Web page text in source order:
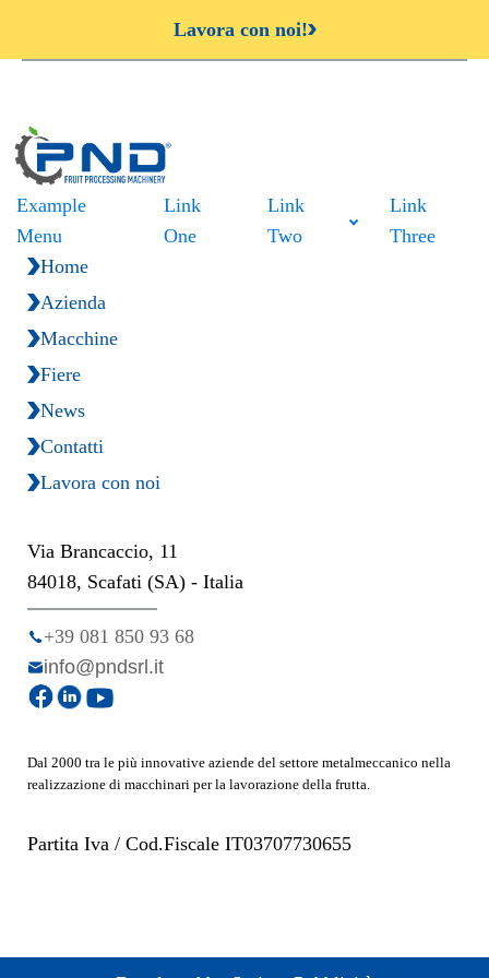
Lavora con noi!
Example
Menu
Link
One
Link
Two
Link
Three
Dal 2000 tra le più innovative aziende del settore metalmeccanico nella
realizzazione di macchinari per la lavorazione della frutta.
Partita Iva / Cod.Fiscale IT03707730655
Home
Azienda
Macchine
Fiere
News
Contatti
Lavora con noi
Via Brancaccio, 11
84018, Scafati (SA) - Italia
+39 081 850 93 68
info@pndsrl.it